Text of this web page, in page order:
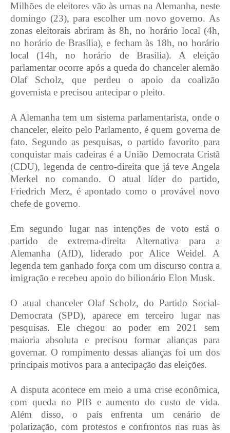
Milhões de eleitores vão às urnas na Alemanha, neste
domingo (23), para escolher um novo governo. As
zonas eleitorais abriram às 8h, no horário local (4h,
no horário de Brasília), e fecham às 18h, no horário
local (14h, no horário de Brasília). A eleição
parlamentar ocorre após a queda do chanceler alemão
Olaf Scholz, que perdeu o apoio da coalizão
governista e precisou antecipar o pleito.
A Alemanha tem um sistema parlamentarista, onde o
chanceler, eleito pelo Parlamento, é quem governa de
fato. Segundo as pesquisas, o partido favorito para
conquistar mais cadeiras é a União Democrata Cristã
(CDU), legenda de centro-direita que já teve Angela
Merkel no comando. O atual líder do partido,
Friedrich Merz, é apontado como o provável novo
chefe de governo.
Em segundo lugar nas intenções de voto está o
partido de extrema-direita Alternativa para a
Alemanha (AfD), liderado por Alice Weidel. A
legenda tem ganhado força com um discurso contra a
imigração e recebeu apoio do bilionário Elon Musk.
O atual chanceler Olaf Scholz, do Partido Social-
Democrata (SPD), aparece em terceiro lugar nas
pesquisas. Ele chegou ao poder em 2021 sem
maioria absoluta e precisou formar alianças para
governar. O rompimento dessas alianças foi um dos
principais motivos para a antecipação das eleições.
A disputa acontece em meio a uma crise econômica,
com queda no PIB e aumento do custo de vida.
Além disso, o país enfrenta um cenário de
polarização, com protestos e confrontos nas ruas às